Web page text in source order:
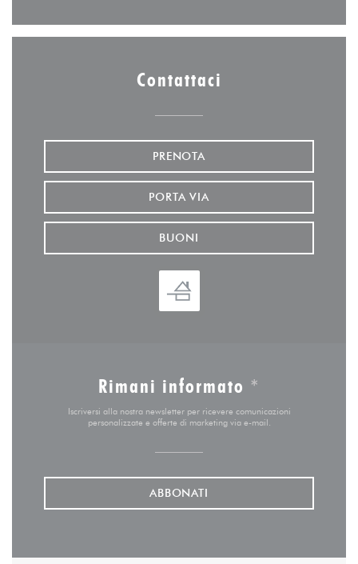
Contattaci
PRENOTA
PORTA VIA
BUONI
Rimani informato *
Iscriversi alla nostra newsletter per ricevere comunicazioni
personalizzate e offerte di marketing via e-mail.
ABBONATI